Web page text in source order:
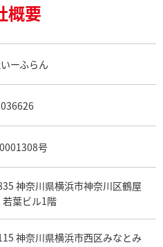
取
買取
取
概要
ーふらん
号
神奈川県横浜市神奈川区鶴屋
葉ビル1階
神奈川県横浜市西区みなとみ